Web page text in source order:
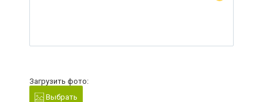
Загрузить фото:
Выбрать